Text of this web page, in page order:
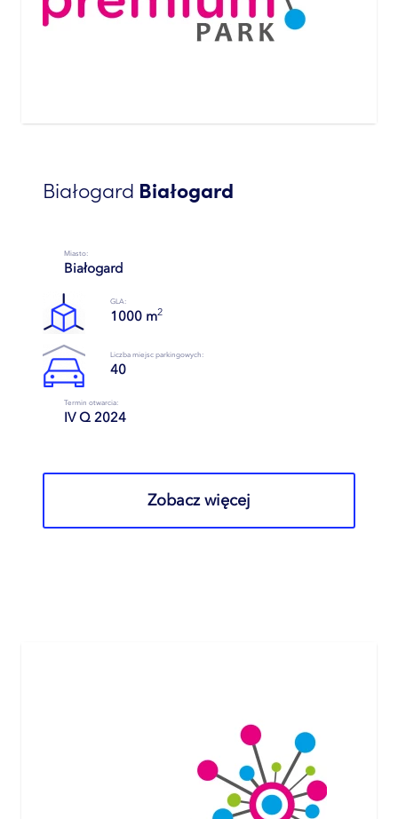
Białogard Białogard
Miasto:
Białogard
GLA:
1000 m2
Liczba miejsc parkingowych:
40
Termin otwarcia:
IV Q 2024
Zobacz więcej